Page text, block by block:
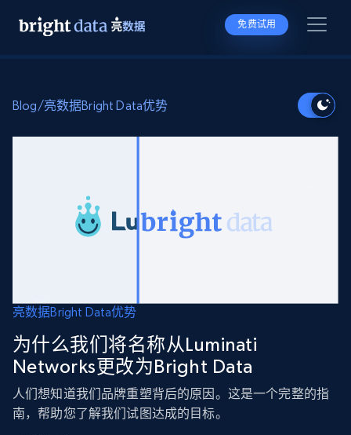
免费试用
Blog/亮数据Bright Data优势
亮数据Bright Data优势
为什么我们将名称从Luminati
Networks更改为Bright Data
人们想知道我们品牌重塑背后的原因。这是一个完整的指
南，帮助您了解我们试图达成的目标。